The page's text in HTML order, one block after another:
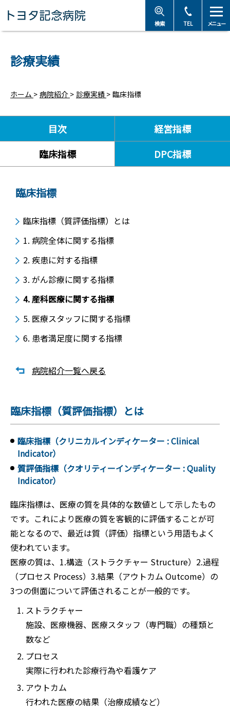
メニュー
TEL
検索
診療実績
ホーム > 病院紹介 > 診療実績 > 臨床指標
目次
経営指標
臨床指標
DPC指標
臨床指標
臨床指標（質評価指標）とは
1. 病院全体に関する指標
2. 疾患に対する指標
3. がん診療に関する指標
4. 産科医療に関する指標
5. 医療スタッフに関する指標
6. 患者満足度に関する指標
病院紹介一覧へ戻る
臨床指標（質評価指標）とは
臨床指標（クリニカルインディケーター : Clinical
Indicator）
質評価指標（クオリティーインディケーター : Quality
Indicator）
臨床指標は、医療の質を具体的な数値として示したもの
です。これにより医療の質を客観的に評価することが可
能となるので、最近は質（評価）指標という用語もよく
使われています。
医療の質は、1.構造（ストラクチャー Structure）2.過程
（プロセス Process）3.結果（アウトカム Outcome）の
3つの側面について評価されることが一般的です。
ストラクチャー
施設、医療機器、医療スタッフ（専門職）の種類と
数など
プロセス
実際に行われた診療行為や看護ケア
アウトカム
行われた医療の結果（治療成績など）